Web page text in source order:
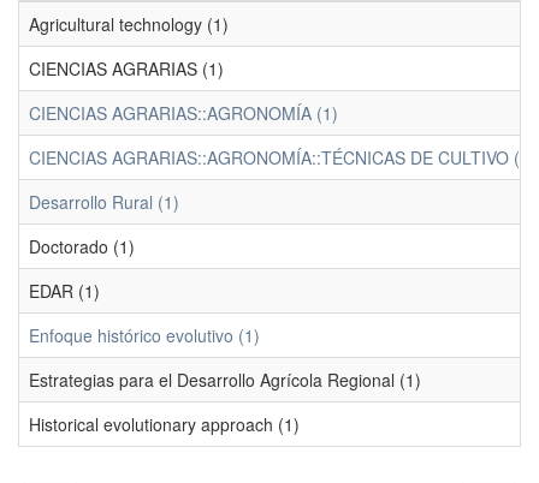
Agricultural technology (1)
CIENCIAS AGRARIAS (1)
CIENCIAS AGRARIAS::AGRONOMÍA (1)
CIENCIAS AGRARIAS::AGRONOMÍA::TÉCNICAS DE CULTIVO (1)
Desarrollo Rural (1)
Doctorado (1)
EDAR (1)
Enfoque histórico evolutivo (1)
Estrategias para el Desarrollo Agrícola Regional (1)
Historical evolutionary approach (1)